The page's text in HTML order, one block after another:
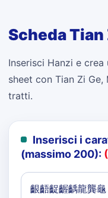
Scheda Tian
Inserisci Hanzi e
sheet con Tian Zi
tratti.
Inserisci i
(massimo 200):